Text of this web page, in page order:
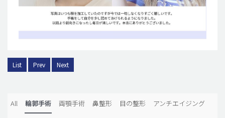
List Prev Next
All 輪郭手術 両顎手術 鼻整形 目の整形 アンチエイジング